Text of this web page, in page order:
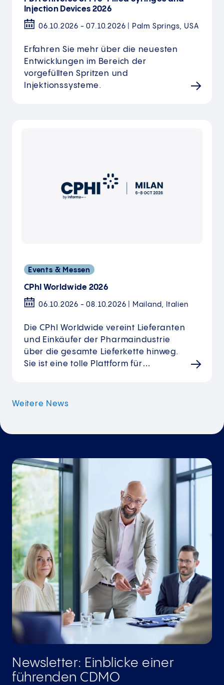
Injection Devices 2026
06.10.2026 - 07.10.2026 | Palm Springs, USA
Erfahren Sie mehr über die neuesten
Entwicklungen im Bereich der
vorgefüllten Spritzen und
Injektionssysteme.
Events & Messen
CPhI Worldwide 2026
06.10.2026 - 08.10.2026 | Mailand, Italien
Die CPhI Worldwide vereint Lieferanten
und Einkäufer der Pharmaindustrie
über die gesamte Lieferkette hinweg.
Sie ist eine tolle Plattform für…
Weitere News
Newsletter: Einblicke einer
führenden­ CDMO